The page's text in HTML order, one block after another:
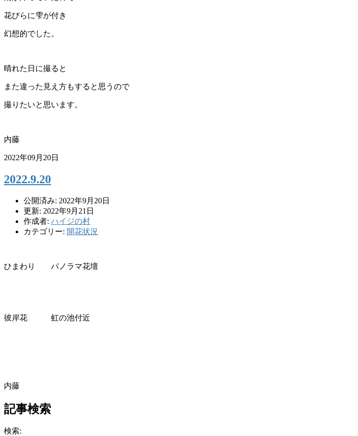
花びらに雫が付き
幻想的でした。
晴れた日に撮ると
また違った見え方もすると思うので
撮りたいと思います。
内藤
2022年09月20日
2022.9.20
公開済み: 2022年9月20日
更新: 2022年9月21日
作成者: ハイジの村
カテゴリー: 開花状況
ひまわり パノラマ花壇
彼岸花 虹の池付近
内藤
記事検索
検索: